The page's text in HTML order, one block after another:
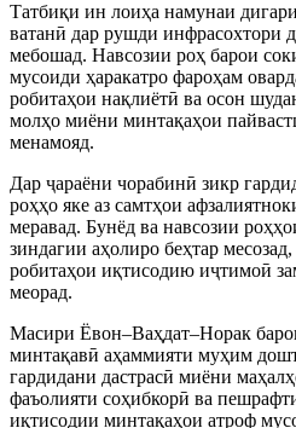
Татбиқи ин лоиҳа намунаи
ватанӣ дар рушди инфрасохтори
мебошад. Навсозии роҳ барои
мусоиди ҳаракатро фароҳам
робитаҳои нақлиётӣ ва осон
молҳо миёни минтақаҳои
менамояд.
Дар ҷараёни чорабинӣ зикр
роҳҳо яке аз самтҳои
меравад. Бунёд ва навсозии
зиндагии аҳолиро беҳтар
робитаҳои иқтисодию иҷтимоӣ
меорад.
Масири Ёвон–Ваҳдат–Норак
минтақавӣ аҳаммияти муҳим
гардидани дастрасӣ миёни
фаъолияти соҳибкорӣ ва
иқтисодии минтақаҳои атроф